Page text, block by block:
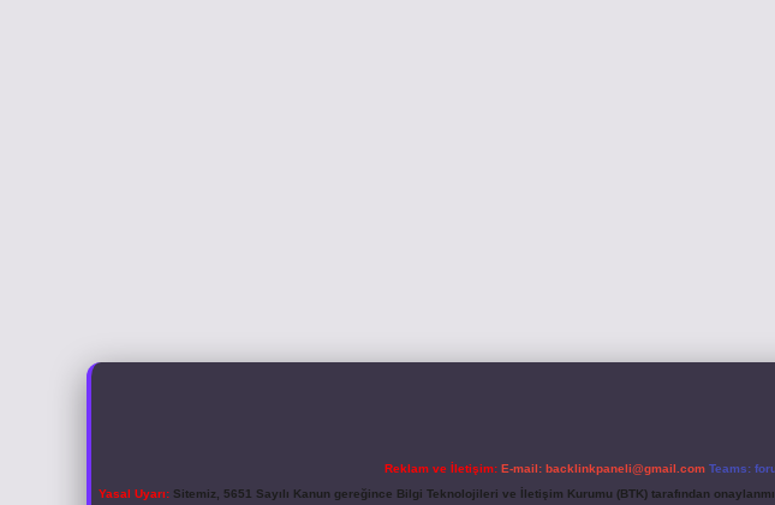
Reklam ve İletişim: E-mail: backlinkpaneli@gmail.com Teams:
Yasal Uyarı:Sitemiz, 5651 Sayılı Kanun gereğince Bilgi Teknolojileri ve İletişim Kurumu (BTK) tarafından